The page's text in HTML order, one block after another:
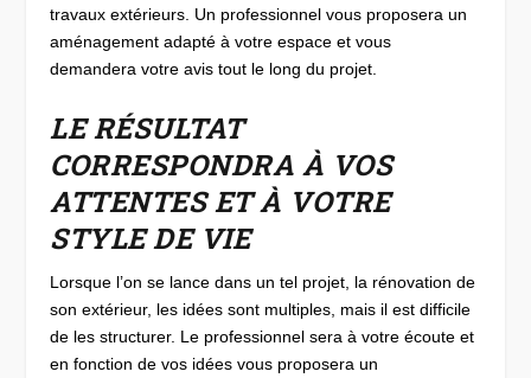
travaux extérieurs. Un professionnel vous proposera un
aménagement adapté à votre espace et vous
demandera votre avis tout le long du projet.
LE RÉSULTAT
CORRESPONDRA À VOS
ATTENTES ET À VOTRE
STYLE DE VIE
Lorsque l’on se lance dans un tel projet, la rénovation de
son extérieur, les idées sont multiples, mais il est difficile
de les structurer. Le professionnel sera à votre écoute et
en fonction de vos idées vous proposera un